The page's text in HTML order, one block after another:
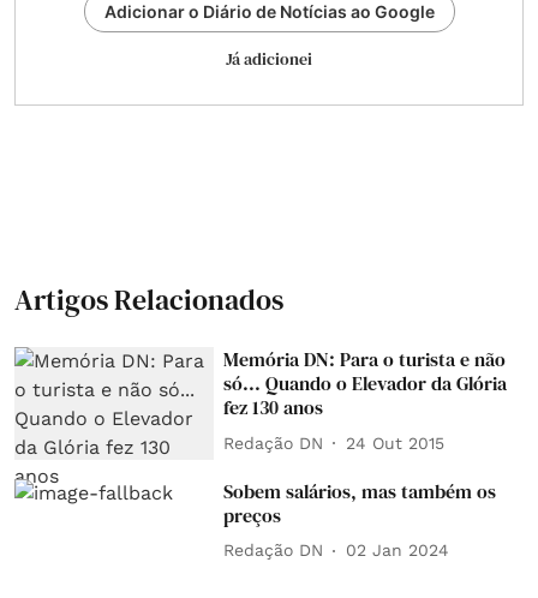
Adicionar o Diário de Notícias ao Google
Já adicionei
Artigos Relacionados
Memória DN: Para o turista e não
só... Quando o Elevador da Glória
fez 130 anos
Redação DN 24 Out 2015
Sobem salários, mas também os
preços
Redação DN 02 Jan 2024